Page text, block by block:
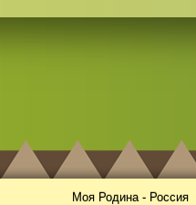
Моя Родина - Россия